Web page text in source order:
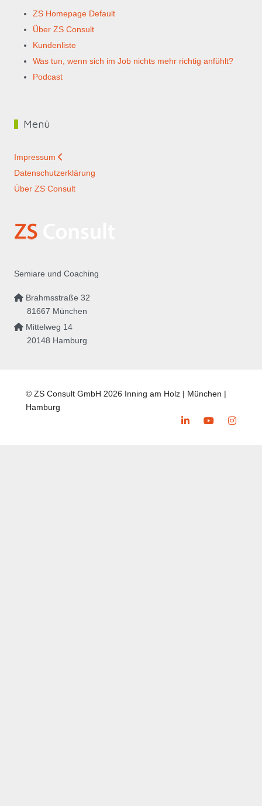
ZS Homepage Default
Über ZS Consult
Kundenliste
Was tun, wenn sich im Job nichts mehr richtig anfühlt?
Podcast
Menü
Impressum
Datenschutzerklärung
Über ZS Consult
Semiare und Coaching
Brahmsstraße 32
81667 München
Mittelweg 14
20148 Hamburg
© ZS Consult GmbH 2026 Inning am Holz | München |
Hamburg